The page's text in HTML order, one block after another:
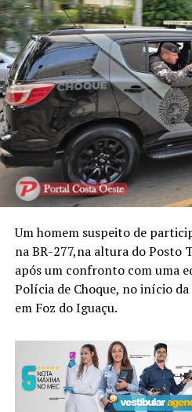
Um homem suspeito de
na BR-277,na altura do Posto
após um confronto com uma
Polícia de Choque, no início
em Foz do Iguaçu.